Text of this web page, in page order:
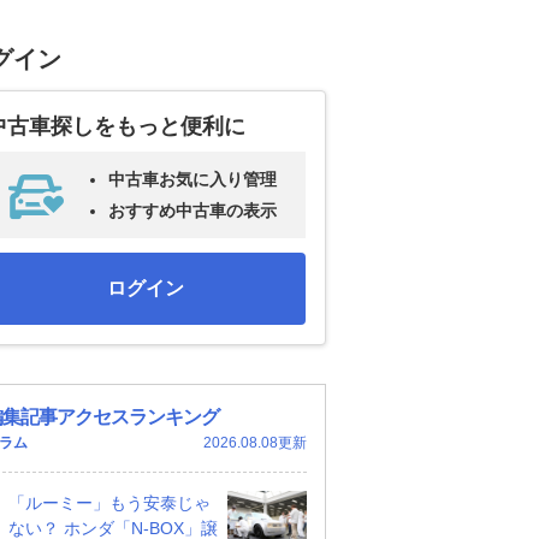
イン
古車探しをもっと便利に
中古車お気に入り管理
おすすめ中古車の表示
ログイン
記事アクセスランキング
ム 2026.08.08更新
「ルーミー」もう安泰じゃ
ない？ ホンダ「N-BOX」譲